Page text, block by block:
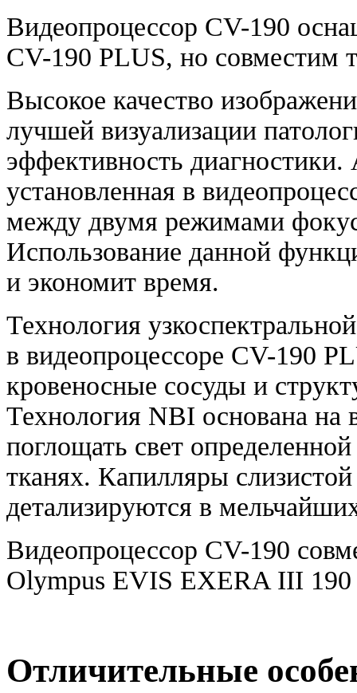
Видеопроцессор CV-190
CV-190 PLUS, но совместим
Высокое качество
лучшей визуализации
эффективность
установленная в
между двумя режимами
Использование данной
и экономит время.
Технология
в видеопроцессоре CV-190
кровеносные сосуды и
Технология NBI основана на
поглощать свет
тканях. Капилляры
детализируются в
Видеопроцессор CV-190
Olympus EVIS EXERA III 190
Отличительные